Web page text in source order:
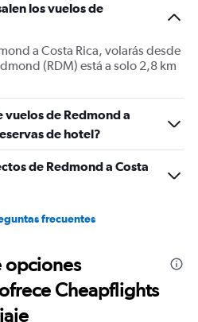
los vuelos de
a Costa Rica, volarás desde
(RDM) está a solo 2,8 km
vuelos de Redmond a
de hotel?
de Redmond a Costa
frecuentes
opciones
Cheapflights